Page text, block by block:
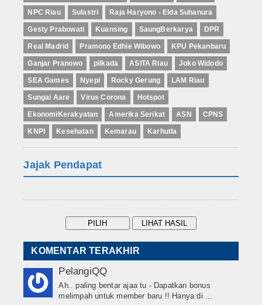
NPC Riau Sulastri Raja Haryono - Elda Suhanura
Gesty Prabowati Kuansing SaungBerkarya DPR
Real Madrid Pramono Edhie Wibowo KPU Pekanbaru
Ganjar Pranowo pilkada ASITA Riau Joko Widodo
SEA Games Nyepi Rocky Gerung LAM Riau
Sungai Aare Virus Corona Hotspot
EkonomiKerakyatan Amerika Serikat ASN CPNS
KNPI Kesehatan Kemarau Karhutla
Jajak Pendapat
KOMENTAR TERAKHIR
PelangiQQ
Ah.. paling bentar ajaa tu - Dapatkan bonus
melimpah untuk member baru !! Hanya di ...